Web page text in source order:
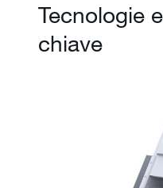
Tecnologie
chiave